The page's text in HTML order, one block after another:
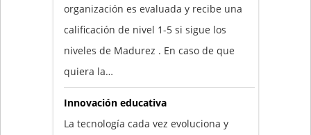
organización es evaluada y recibe una
calificación de nivel 1-5 si sigue los
niveles de Madurez . En caso de que
quiera la…
Innovación educativa
La tecnología cada vez evoluciona y